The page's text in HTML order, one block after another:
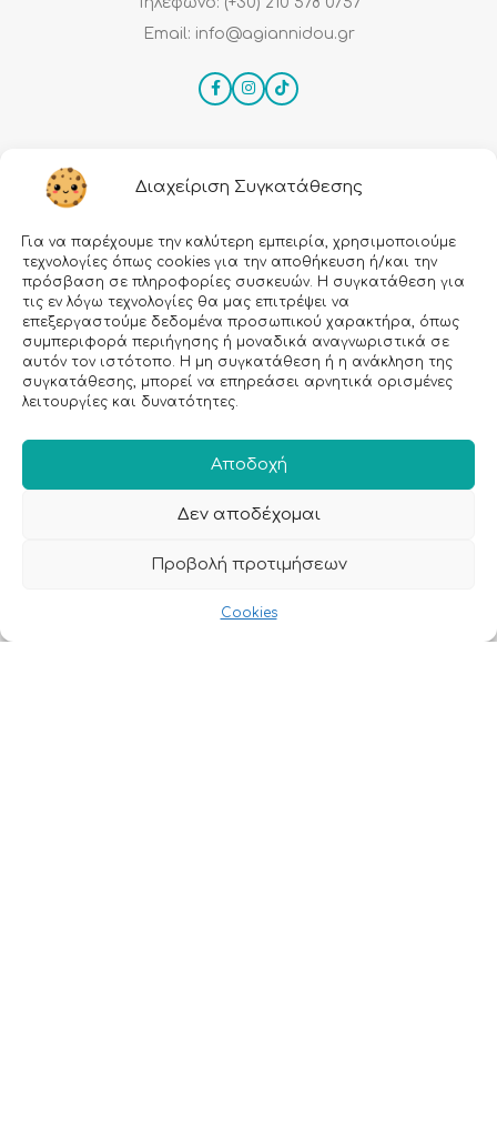
Διαχείριση Συγκατάθεσης
Για να παρέχουμε την καλύτερη εμπειρία, χρησιμοποιούμε
τεχνολογίες όπως cookies για την αποθήκευση ή/και την
πρόσβαση σε πληροφορίες συσκευών. Η συγκατάθεση για
τις εν λόγω τεχνολογίες θα μας επιτρέψει να
επεξεργαστούμε δεδομένα προσωπικού χαρακτήρα, όπως
συμπεριφορά περιήγησης ή μοναδικά αναγνωριστικά σε
αυτόν τον ιστότοπο. Η μη συγκατάθεση ή η ανάκληση της
συγκατάθεσης, μπορεί να επηρεάσει αρνητικά ορισμένες
λειτουργίες και δυνατότητες.
Αποδοχή
Δεν αποδέχομαι
Προβολή προτιμήσεων
Cookies
Email: info@agiannidou.gr
Εγραφείτε στο Newsletter μας!
Email: